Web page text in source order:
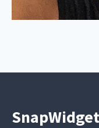
SnapWidget